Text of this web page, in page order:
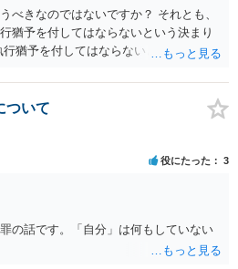
べきなのではないですか？ それとも、
猶予を付してはならないという決まり
猶予を付してはならないという決まり
検察側に裁量がある求刑内容について
れても、弁護人サイドとしてはお答え
ついて
役にたった 3
の話です。「自分」は何もしていない